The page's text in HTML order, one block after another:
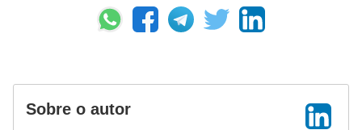
Sobre o autor